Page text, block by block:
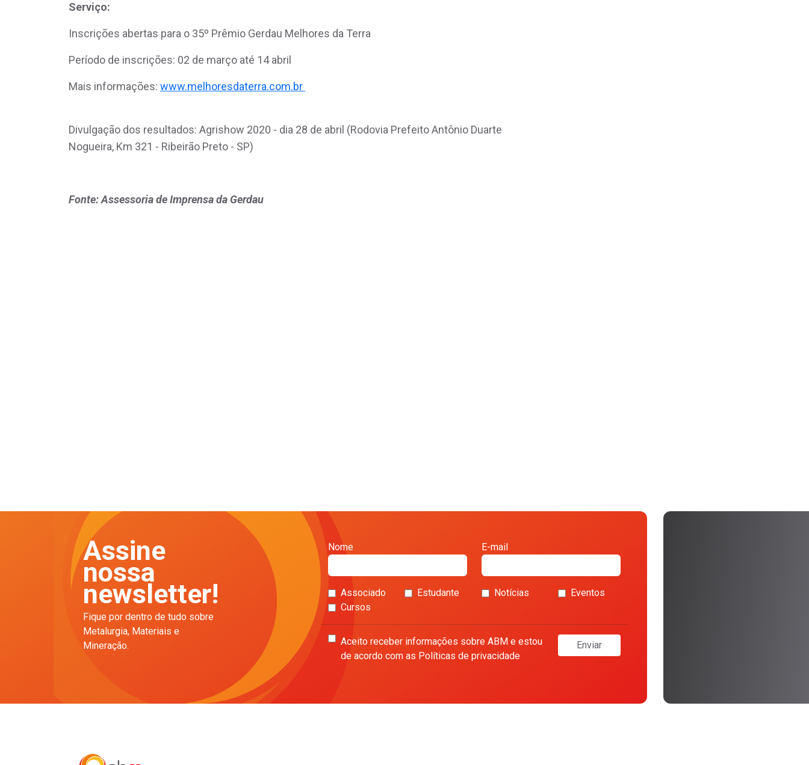
Serviço:
Inscrições abertas para o 35º Prêmio Gerdau Melhores da Terra
Período de inscrições: 02 de março até 14 abril
Mais informações: www.melhoresdaterra.com.br
Divulgação dos resultados: Agrishow 2020 - dia 28 de abril (Rodovia Prefeito Antônio Duarte
Nogueira, Km 321 - Ribeirão Preto - SP)
Fonte: Assessoria de Imprensa da Gerdau
Assine
nossa
newsletter!
Fique por dentro de tudo sobre
Metalurgia, Materiais e
Mineração.
Nome E-mail
Associado Estudante Notícias
Eventos
Cursos
Aceito receber informações sobre ABM e estou
de acordo com as Políticas de privacidade
Enviar